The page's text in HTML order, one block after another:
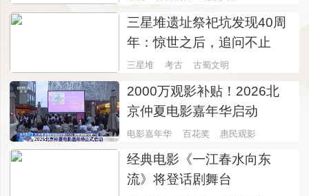
三星堆遗址祭祀坑发现40周
年：惊世之后，追问不止
三星堆 考古 古蜀文明
2000万观影补贴！2026北
京仲夏电影嘉年华启动
电影嘉年华 百花奖 惠民观影
经典电影《一江春水向东
流》将登话剧舞台